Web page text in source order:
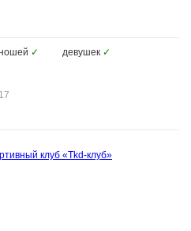
✓ девушек ✓
клуб «Tkd-клуб»